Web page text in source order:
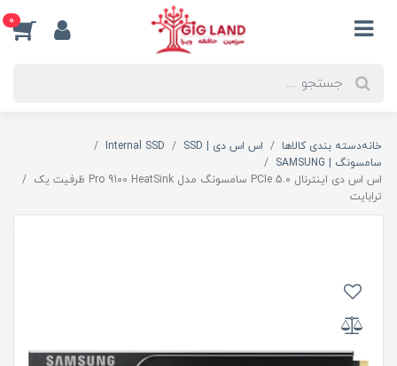
0
خانهدسته بندی کالاها اس اس دی | SSD
Internal SSD
سامسونگ | SAMSUNG
اس اس دی اینترنال PCIe 5.0 سامسونگ مدل Pro 9100 HeatSink ظرفیت یک
ترابایت